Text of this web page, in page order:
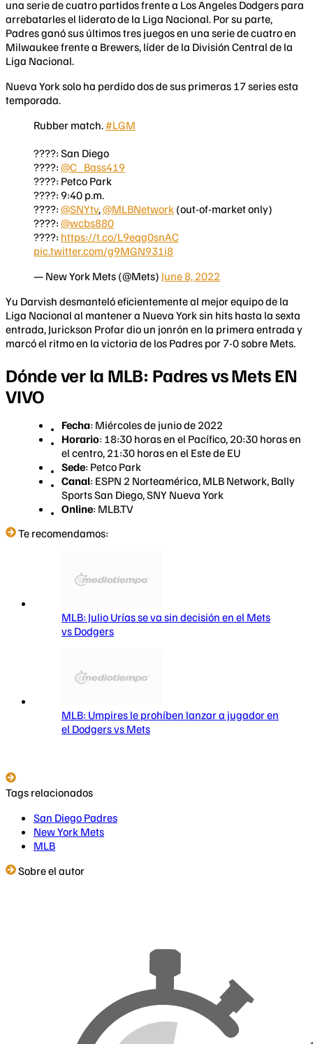
una serie de cuatro partidos frente a Los Angeles Dodgers para
arrebatarles el liderato de la Liga Nacional. Por su parte,
Padres ganó sus últimos tres juegos en una serie de cuatro en
Milwaukee frente a Brewers, líder de la División Central de la
Liga Nacional.
Nueva York solo ha perdido dos de sus primeras 17 series esta
temporada.
Rubber match. #LGM
????: San Diego
????: @C_Bass419
????: Petco Park
????: 9:40 p.m.
????: @SNYtv,@MLBNetwork (out-of-market only)
????: @wcbs880
????: https://t.co/L9eqg0snAC
pic.twitter.com/g9MGN931i8
— New York Mets (@Mets) June 8, 2022
Yu Darvish desmanteló eficientemente al mejor equipo de la
Liga Nacional al mantener a Nueva York sin hits hasta la sexta
entrada, Jurickson Profar dio un jonrón en la primera entrada y
marcó el ritmo en la victoria de los Padres por 7-0 sobre Mets.
Dónde ver la MLB: Padres vs Mets EN
VIVO
Fecha: Miércoles de junio de 2022
Horario: 18:30 horas en el Pacífico, 20:30 horas en
el centro, 21:30 horas en el Este de EU
Sede: Petco Park
Canal: ESPN 2 Norteamérica, MLB Network, Bally
Sports San Diego, SNY Nueva York
Online: MLB.TV
Te recomendamos:
MLB: Julio Urías se va sin decisión en el Mets
vs Dodgers
MLB: Umpires le prohíben lanzar a jugador en
el Dodgers vs Mets
Tags relacionados
San Diego Padres
New York Mets
MLB
Sobre el autor